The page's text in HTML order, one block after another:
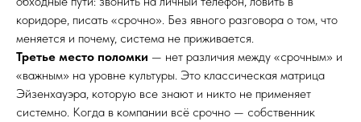
коридоре, писать «срочно». Без явного разговора о том, что
меняется и почему, система не приживается.
Третье место поломки — нет различия между «срочным» и
«важным» на уровне культуры. Это классическая матрица
Эйзенхауэра, которую все знают и никто не применяет
системно. Когда в компании всё срочно — собственник